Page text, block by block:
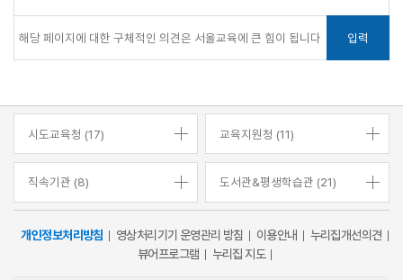
입력
시도교육청 (17) 교육지원청 (11)
직속기관 (8) 도서관&평생학습관 (21)
개인정보처리방침 영상처리기기 운영관리 방침 이용안내
누리집개선의견
뷰어프로그램
누리집 지도